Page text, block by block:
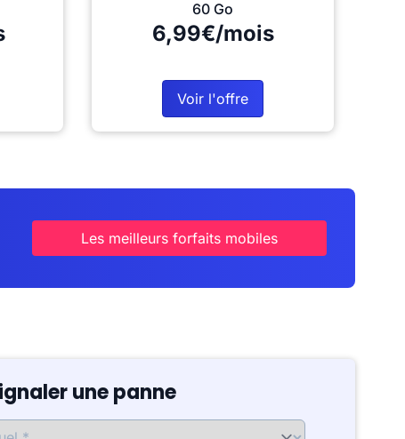
60 Go
6,99€/mois
Voir l'offre
Les meilleurs forfaits mobiles
une panne